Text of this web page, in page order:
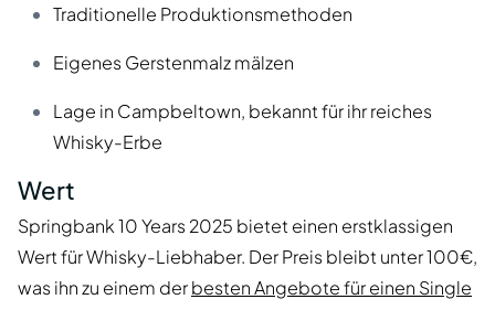
Traditionelle Produktionsmethoden
Eigenes Gerstenmalz mälzen
Lage in Campbeltown, bekannt für ihr reiches
Whisky-Erbe
Wert
Springbank 10 Years 2025 bietet einen erstklassigen
Wert für Whisky-Liebhaber. Der Preis bleibt unter 100€,
was ihn zu einem derbesten Angebote für einen Single